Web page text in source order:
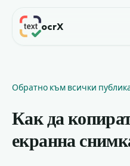
ocrX
Обратно към всички
Как да
екранна